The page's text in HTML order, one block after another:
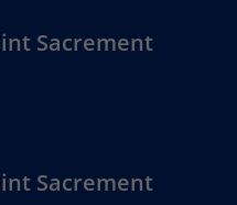
Sacrement
Sacrement